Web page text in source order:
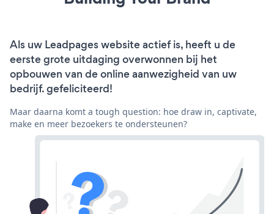
Als uw Leadpages website actief is, heeft u de
eerste grote uitdaging overwonnen bij het
opbouwen van de online aanwezigheid van uw
bedrijf. gefeliciteerd!
Maar daarna komt a tough question: hoe draw in, captivate,
make en meer bezoekers te ondersteunen?